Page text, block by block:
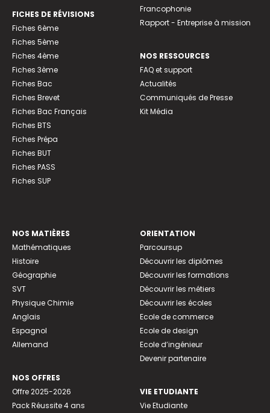
FICHES DE RÉVISIONS
Fiches 6ème
Fiches 5ème
Fiches 4ème
Fiches 3ème
Fiches Bac
Fiches Brevet
Fiches Bac Français
Fiches BTS
Fiches Prépa
Fiches BUT
Fiches PASS
Fiches SUP
Francophonie
Rapport - Entreprise à mission
NOS RESSOURCES
FAQ et support
Actualités
Communiqués de Presse
Kit Média
NOS MATIÈRES
Mathématiques
Histoire
Géographie
SVT
Physique Chimie
Anglais
Espagnol
Allemand
NOS OFFRES
Offre 2025-2026
Pack Réussite 4 ans
ORIENTATION
Parcoursup
Découvrir les diplômes
Découvrir les formations
Découvrir les métiers
Découvrir les écoles
Ecole de commerce
Ecole de design
Ecole d’ingénieur
Devenir partenaire
VIE ETUDIANTE
Vie Etudiante